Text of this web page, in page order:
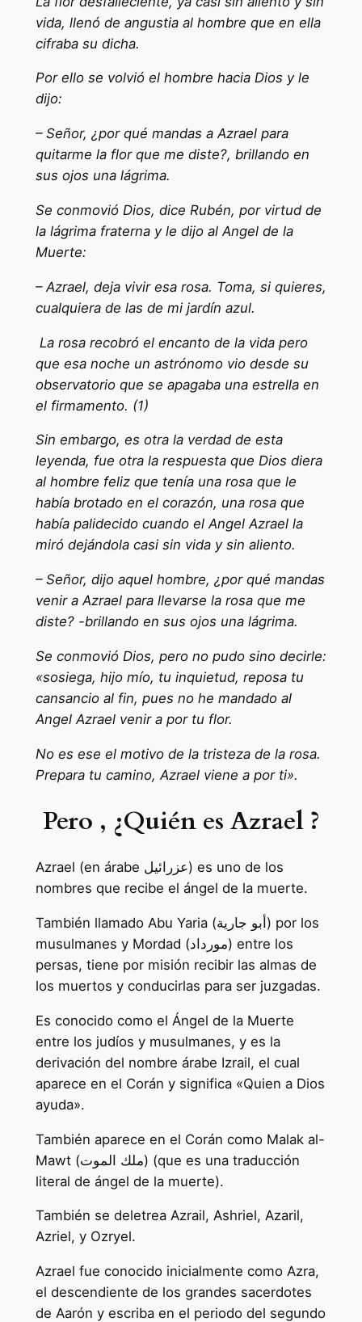
vida, llenó de angustia al hombre que en ella
cifraba su dicha.
Por ello se volvió el hombre hacia Dios y le
dijo:
– Señor, ¿por qué mandas a Azrael para
quitarme la flor que me diste?, brillando en
sus ojos una lágrima.
Se conmovió Dios, dice Rubén, por virtud de
la lágrima fraterna y le dijo al Angel de la
Muerte:
– Azrael, deja vivir esa rosa. Toma, si quieres,
cualquiera de las de mi jardín azul.
La rosa recobró el encanto de la vida pero
que esa noche un astrónomo vio desde su
observatorio que se apagaba una estrella en
el firmamento. (1)
Sin embargo, es otra la verdad de esta
leyenda, fue otra la respuesta que Dios diera
al hombre feliz que tenía una rosa que le
había brotado en el corazón, una rosa que
había palidecido cuando el Angel Azrael la
miró dejándola casi sin vida y sin aliento.
– Señor, dijo aquel hombre, ¿por qué mandas
venir a Azrael para llevarse la rosa que me
diste? -brillando en sus ojos una lágrima.
Se conmovió Dios, pero no pudo sino decirle:
«sosiega, hijo mío, tu inquietud, reposa tu
cansancio al fin, pues no he mandado al
Angel Azrael venir a por tu flor.
No es ese el motivo de la tristeza de la rosa.
Prepara tu camino, Azrael viene a por ti».
Pero , ¿Quién es Azrael ?
Azrael (en árabe عزرائيل) es uno de los
nombres que recibe el ángel de la muerte.
También llamado Abu Yaria (أبو جارية) por los
musulmanes y Mordad (مورداد) entre los
persas, tiene por misión recibir las almas de
los muertos y conducirlas para ser juzgadas.
Es conocido como el Ángel de la Muerte
entre los judíos y musulmanes, y es la
derivación del nombre árabe Izrail, el cual
aparece en el Corán y significa «Quien a Dios
ayuda».
También aparece en el Corán como Malak al-
Mawt (ملك الموت) (que es una traducción
literal de ángel de la muerte).
También se deletrea Azrail, Ashriel, Azaril,
Azriel, y Ozryel.
Azrael fue conocido inicialmente como Azra,
el descendiente de los grandes sacerdotes
de Aarón y escriba en el periodo del segundo